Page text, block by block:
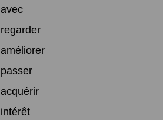
avec
regarder
améliorer
passer
acquérir
intérêt